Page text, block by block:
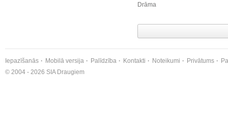
Drāma
Iepazīšanās Mobilā versija Palīdzība Kontakti Noteikumi Privātums
© 2004 - 2026 SIA Draugiem